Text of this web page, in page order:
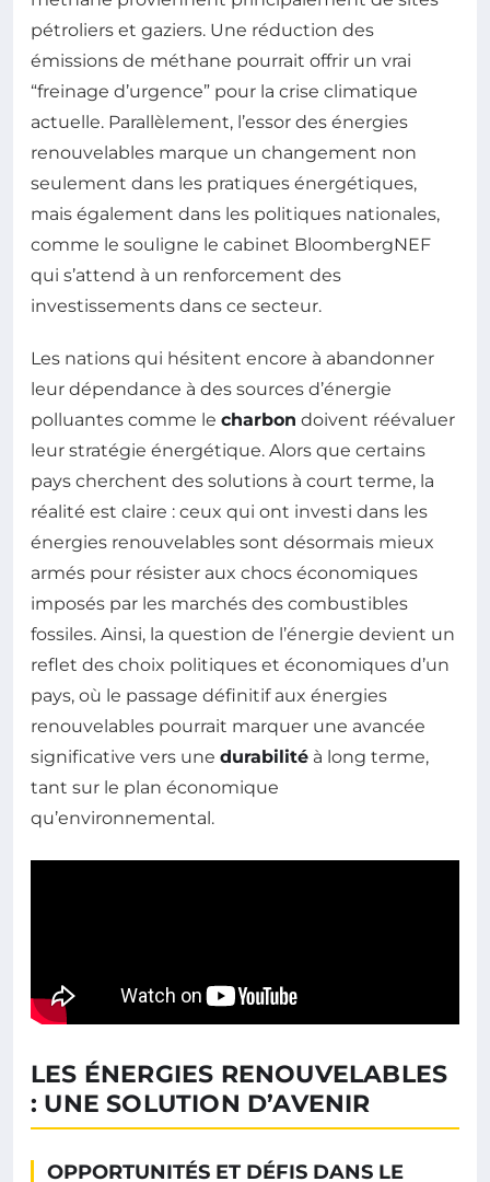
pétroliers et gaziers. Une réduction des
émissions de méthane pourrait offrir un vrai
“freinage d’urgence” pour la crise climatique
actuelle. Parallèlement, l’essor des énergies
renouvelables marque un changement non
seulement dans les pratiques énergétiques,
mais également dans les politiques nationales,
comme le souligne le cabinet BloombergNEF
qui s’attend à un renforcement des
investissements dans ce secteur.
Les nations qui hésitent encore à abandonner
leur dépendance à des sources d’énergie
polluantes comme le charbon doivent réévaluer
leur stratégie énergétique. Alors que certains
pays cherchent des solutions à court terme, la
réalité est claire : ceux qui ont investi dans les
énergies renouvelables sont désormais mieux
armés pour résister aux chocs économiques
imposés par les marchés des combustibles
fossiles. Ainsi, la question de l’énergie devient un
reflet des choix politiques et économiques d’un
pays, où le passage définitif aux énergies
renouvelables pourrait marquer une avancée
significative vers une durabilité à long terme,
tant sur le plan économique
qu’environnemental.
LES ÉNERGIES RENOUVELABLES
: UNE SOLUTION D’AVENIR
OPPORTUNITÉS ET DÉFIS DANS LE